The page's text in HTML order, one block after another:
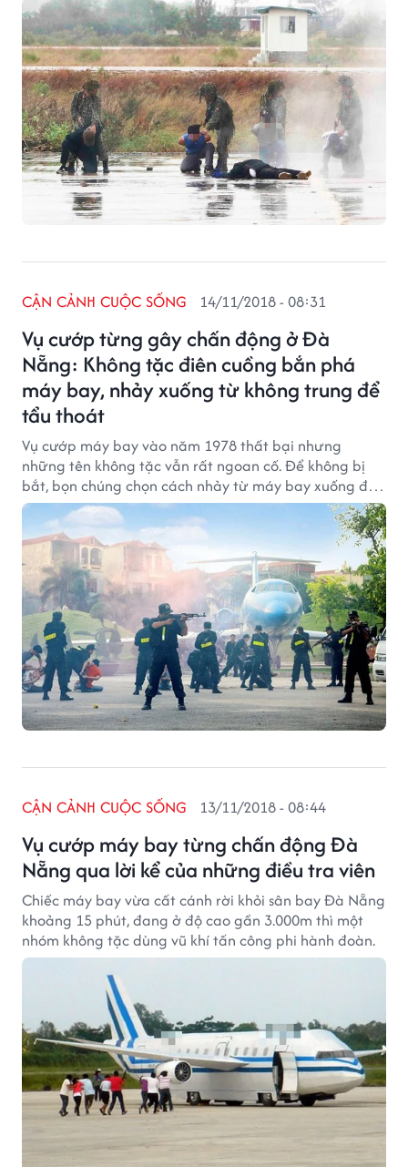
Vụ cướp từng gây chấn động ở Đà
Nẵng: Không tặc điên cuồng bắn phá
máy bay, nhảy xuống từ không trung để
tẩu thoát
CẬN CẢNH CUỘC SỐNG 14/11/2018 - 08:31
Vụ cướp máy bay vào năm 1978 thất bại nhưng
những tên không tặc vẫn rất ngoan cố. Để không bị
bắt, bọn chúng chọn cách nhảy từ máy bay xuống đất
từ không trung.
Vụ cướp máy bay từng chấn động Đà
Nẵng qua lời kể của những điều tra viên
CẬN CẢNH CUỘC SỐNG 13/11/2018 - 08:44
Chiếc máy bay vừa cất cánh rời khỏi sân bay Đà Nẵng
khoảng 15 phút, đang ở độ cao gần 3.000m thì một
nhóm không tặc dùng vũ khí tấn công phi hành đoàn.